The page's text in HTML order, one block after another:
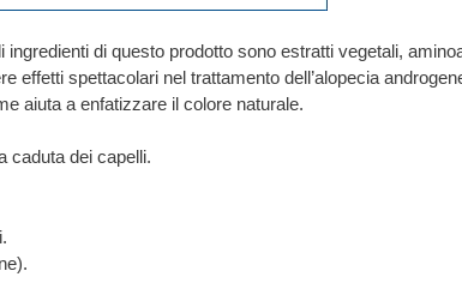
di questo prodotto sono estratti vegetali,
effetti spettacolari nel trattamento dell’alopecia
aiuta a enfatizzare il colore naturale.
caduta dei capelli.